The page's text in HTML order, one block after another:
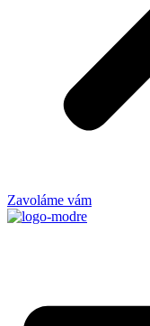
Zavoláme vám